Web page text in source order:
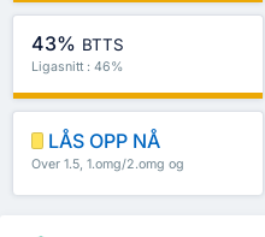
43% BTTS
Ligasnitt : 46%
LÅS OPP NÅ
Over 1.5, 1.omg/2.omg og